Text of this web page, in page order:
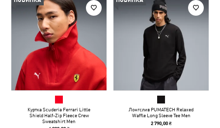
Куртка Scuderia Ferrari Little
Shield Half-Zip Fleece Crew
Sweatshirt Men
Лонгслив PUMATECH Relaxed
Waffle Long Sleeve Tee Men
2 790,00 ₴